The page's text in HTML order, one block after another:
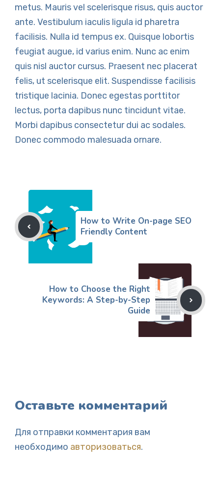
metus. Mauris vel scelerisque risus, quis auctor
ante. Vestibulum iaculis ligula id pharetra
facilisis. Nulla id tempus ex. Quisque lobortis
feugiat augue, id varius enim. Nunc ac enim
quis nisl auctor cursus. Praesent nec placerat
felis, ut scelerisque elit. Suspendisse facilisis
tristique lacinia. Donec egestas porttitor
lectus, porta dapibus nunc tincidunt vitae.
Morbi dapibus consectetur dui ac sodales.
Donec commodo malesuada ornare.
How to Write On-page SEO
Friendly Content
How to Choose the Right
Keywords: A Step-by-Step
Guide
Оставьте комментарий
Для отправки комментария вам
необходимо авторизоваться.